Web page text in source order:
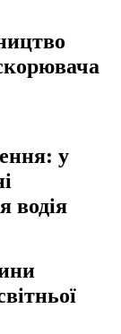
у
водія